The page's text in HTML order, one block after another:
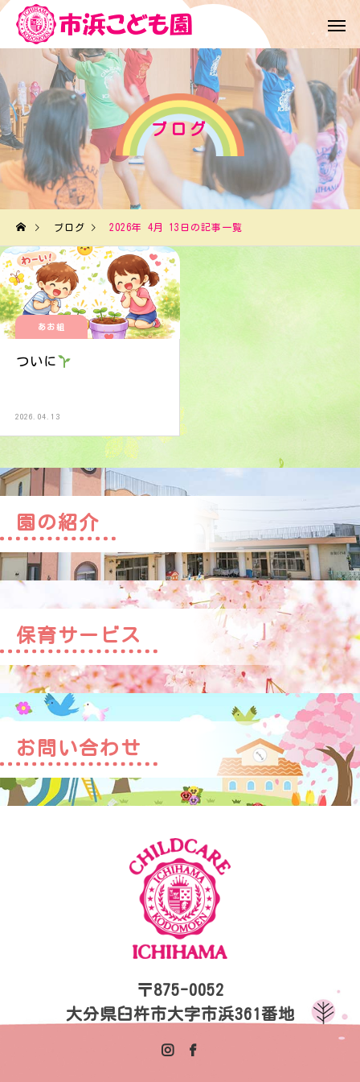
ブログ
ブログ 2026年 4月 13日の記事一覧
あお組
ついに
2026.04.13
園の紹介
保育サービス
お問い合わせ
〒875-0052
大分県臼杵市大字市浜361番地